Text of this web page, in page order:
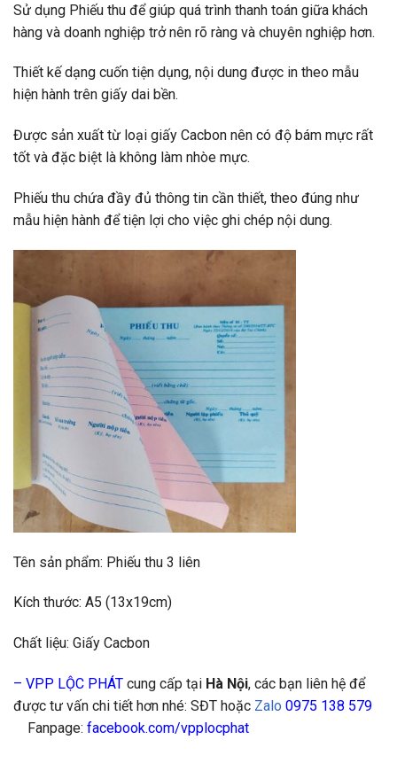
Sử dụng Phiếu thu để giúp quá trình thanh toán giữa khách
hàng và doanh nghiệp trở nên rõ ràng và chuyên nghiệp hơn.
Thiết kế dạng cuốn tiện dụng, nội dung được in theo mẫu
hiện hành trên giấy dai bền.
Được sản xuất từ loại giấy Cacbon nên có độ bám mực rất
tốt và đặc biệt là không làm nhòe mực.
Phiếu thu chứa đầy đủ thông tin cần thiết, theo đúng như
mẫu hiện hành để tiện lợi cho việc ghi chép nội dung.
Tên sản phẩm: Phiếu thu 3 liên
Kích thước: A5 (13x19cm)
Chất liệu: Giấy Cacbon
– VPP LỘC PHÁT cung cấp tại Hà Nội, các bạn liên hệ để
được tư vấn chi tiết hơn nhé: SĐT hoặc Zalo 0975 138 579
Fanpage: facebook.com/vpplocphat